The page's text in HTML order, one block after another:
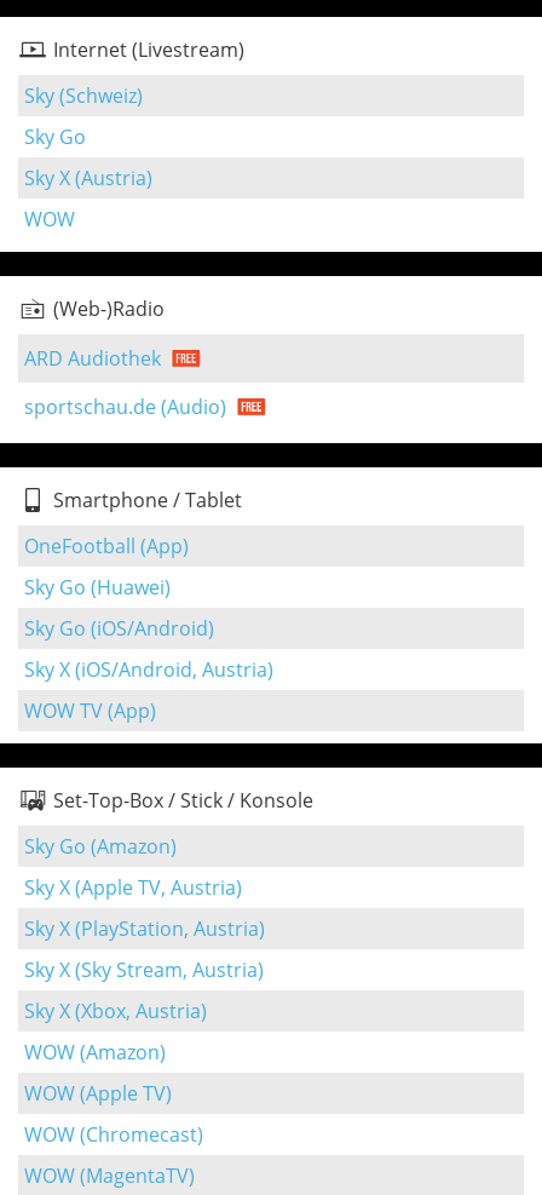
Internet (Livestream)
Sky (Schweiz)
Sky Go
Sky X (Austria)
WOW
(Web-)Radio
ARD Audiothek
sportschau.de (Audio)
Smartphone / Tablet
OneFootball (App)
Sky Go (Huawei)
Sky Go (iOS/Android)
Sky X (iOS/Android, Austria)
WOW TV (App)
Set-Top-Box / Stick / Konsole
Sky Go (Amazon)
Sky X (Apple TV, Austria)
Sky X (PlayStation, Austria)
Sky X (Sky Stream, Austria)
Sky X (Xbox, Austria)
WOW (Amazon)
WOW (Apple TV)
WOW (Chromecast)
WOW (MagentaTV)